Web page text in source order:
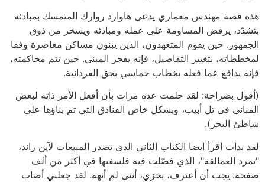
هذه قصة مهندس معماري يدعى هاوارد روارك المتمسك بمبادئه
بتشدّد، يرفض المساومة على عمله ومبادئه ويسخر من ذوق
الجمهور. حين يقوم المتعهدون، الذين يبنون مساكن معاصرة وفقا
لمخططاته، بتغيير التفاصيل، فإنه يفجر المبنى. حين تتم محاكمته،
فإنه يدافع عما فعله بخطاب حماسي بحق الفردانية.
(أقول بصراحة: لقد حلمت عدة مرات بأن أفعل الأمر ذاته لبعض
المباني في تل أبيب، وبشكل خاص الفنادق التي تم بناؤها على
شاطئ البحر).
لقد بدأت أقرأ أيضا الكتاب الثاني الذي تصدر المبيعات لآين راند،
"تمرد العمالقة"، الذي فصّلت فيه فلسفتها في أكثر من ألف
صفحة. يجب أن أعترف، بخزي، أنني لم أنهه. لقد جعلني أصاب